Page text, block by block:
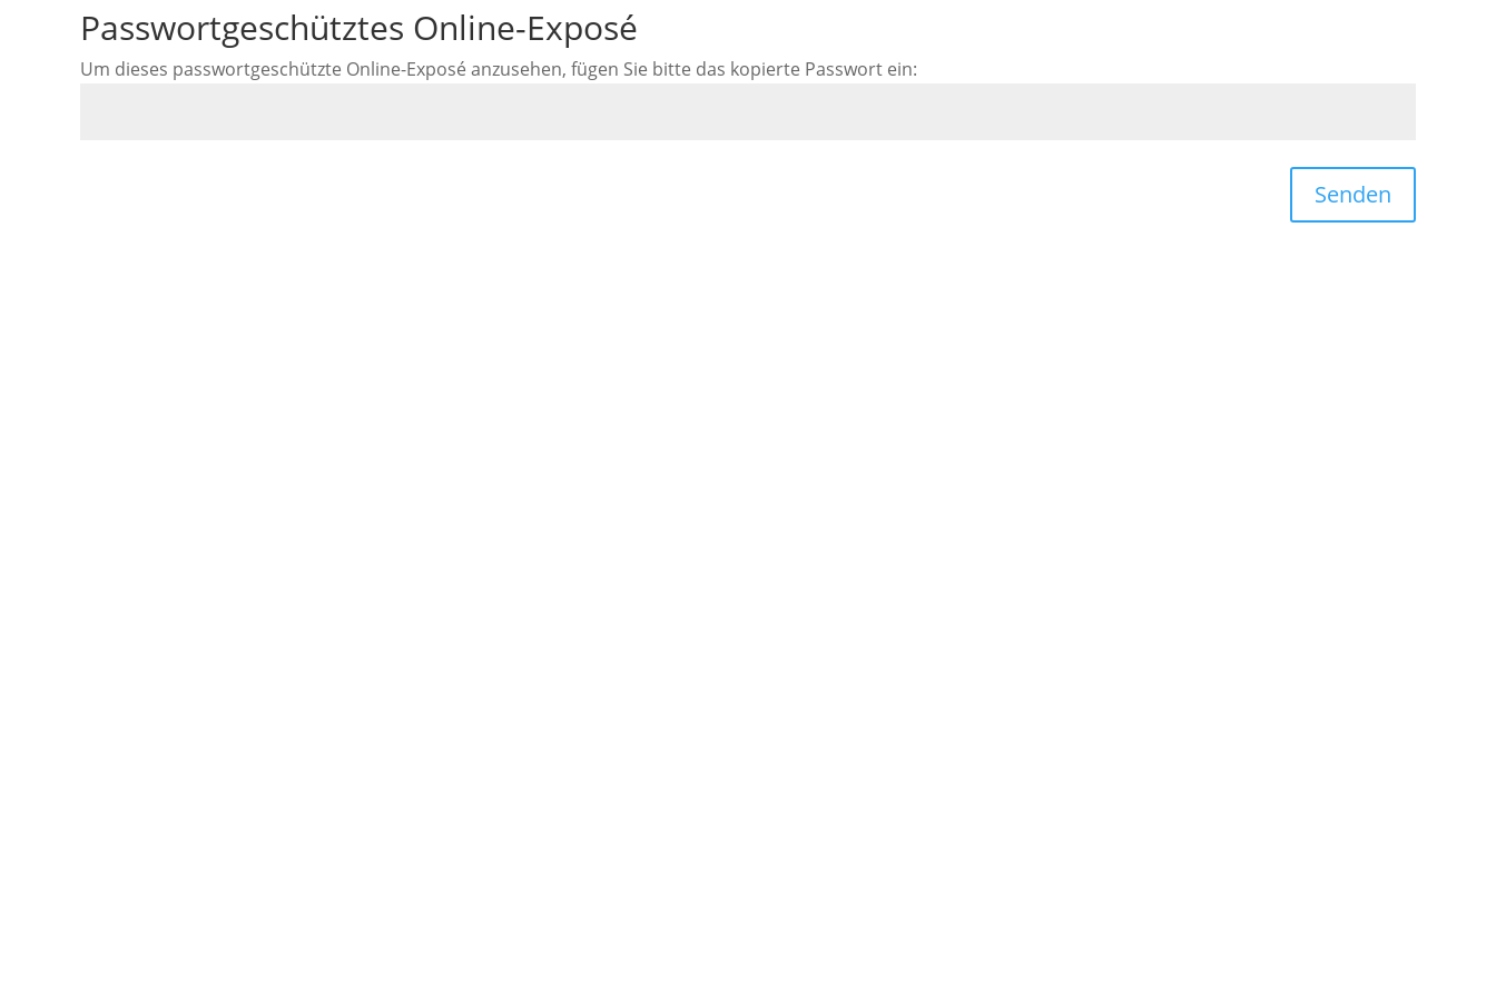
Passwortgeschütztes Online-Exposé
Um dieses passwortgeschützte Online-Exposé anzusehen, fügen Sie bitte das kopierte Passwort ein:
Senden